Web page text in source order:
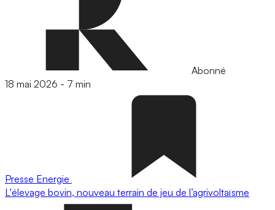
Abonné
18 mai 2026 - 7 min
Presse Energie
L'élevage bovin, nouveau terrain de jeu de l’agrivoltaïsme